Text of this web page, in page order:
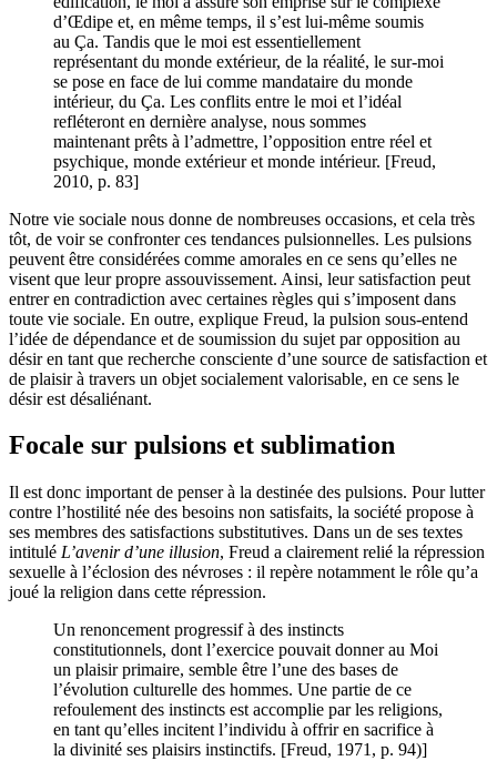
d’Œdipe et, en même temps, il s’est lui-même soumis
au Ça. Tandis que le moi est essentiellement
représentant du monde extérieur, de la réalité, le sur-moi
se pose en face de lui comme mandataire du monde
intérieur, du Ça. Les conflits entre le moi et l’idéal
refléteront en dernière analyse, nous sommes
maintenant prêts à l’admettre, l’opposition entre réel et
psychique, monde extérieur et monde intérieur. [Freud,
2010, p. 83]
Notre vie sociale nous donne de nombreuses occasions, et cela très
tôt, de voir se confronter ces tendances pulsionnelles. Les pulsions
peuvent être considérées comme amorales en ce sens qu’elles ne
visent que leur propre assouvissement. Ainsi, leur satisfaction peut
entrer en contradiction avec certaines règles qui s’imposent dans
toute vie sociale. En outre, explique Freud, la pulsion sous-entend
l’idée de dépendance et de soumission du sujet par opposition au
désir en tant que recherche consciente d’une source de satisfaction et
de plaisir à travers un objet socialement valorisable, en ce sens le
désir est désaliénant.
Focale sur pulsions et sublimation
Il est donc important de penser à la destinée des pulsions. Pour lutter
contre l’hostilité née des besoins non satisfaits, la société propose à
ses membres des satisfactions substitutives. Dans un de ses textes
intitulé L’avenir d’une illusion, Freud a clairement relié la répression
sexuelle à l’éclosion des névroses : il repère notamment le rôle qu’a
joué la religion dans cette répression.
Un renoncement progressif à des instincts
constitutionnels, dont l’exercice pouvait donner au Moi
un plaisir primaire, semble être l’une des bases de
l’évolution culturelle des hommes. Une partie de ce
refoulement des instincts est accomplie par les religions,
en tant qu’elles incitent l’individu à offrir en sacrifice à
la divinité ses plaisirs instinctifs. [Freud, 1971, p. 94)]